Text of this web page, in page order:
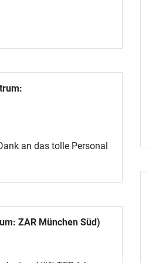
an das tolle Personal
ZAR München Süd)